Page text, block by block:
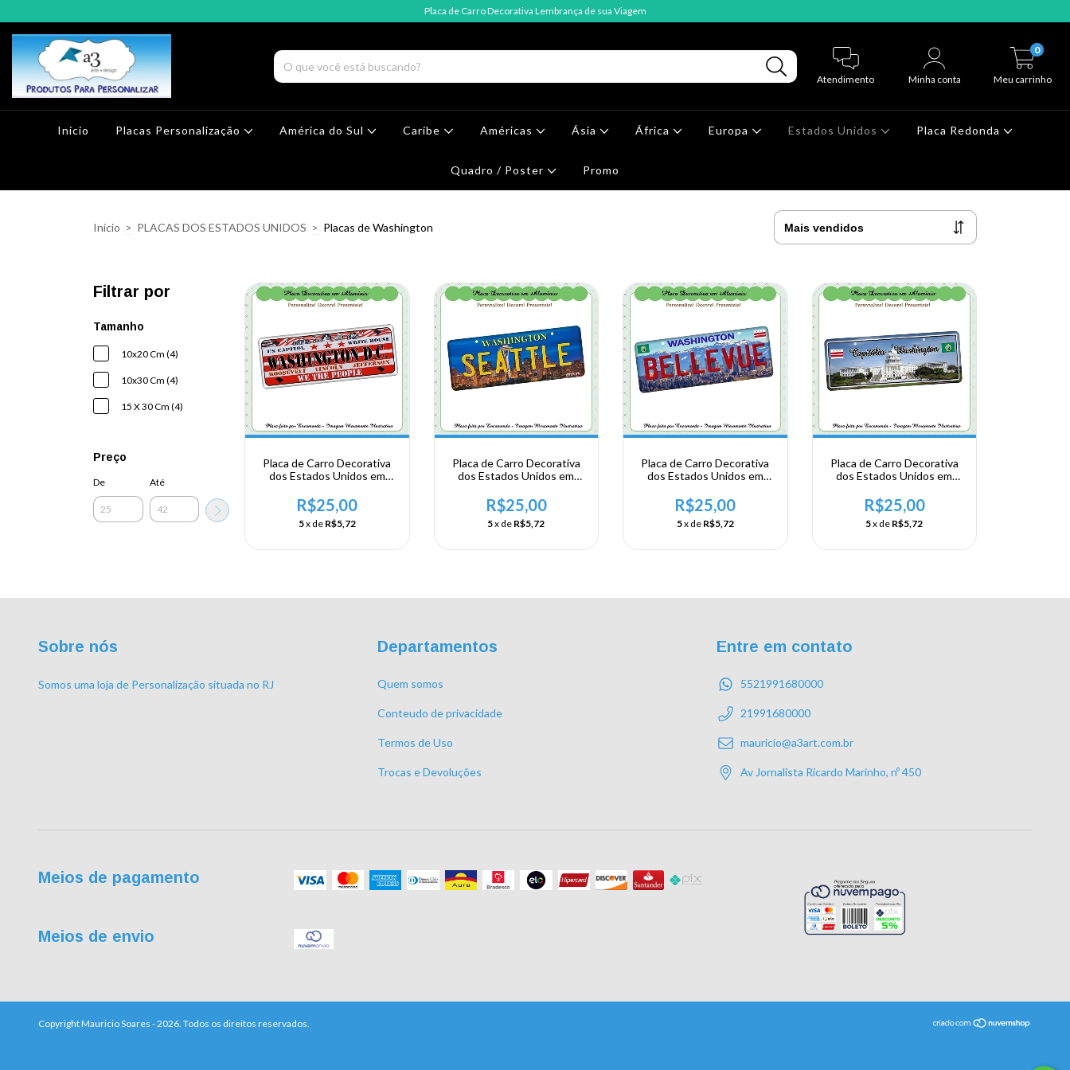
Placa de Carro Decorativa Lembrança de sua Viagem
Atendimento Minha conta Meu carrinho
0
Início Placas Personalização América do Sul Caríbe Américas Ásia África Europa Estados Unidos Placa Redonda
Quadro / Poster Promo
Início > PLACAS DOS ESTADOS UNIDOS > Placas de Washington
Filtrar por
Tamanho
10x20 Cm (4)
10x30 Cm (4)
15 X 30 Cm (4)
Preço
De Até
Placa de Carro Decorativa
dos Estados Unidos em
R$25,00
5x de R$5,72
Placa de Carro Decorativa
dos Estados Unidos em
Seattle
R$25,00
5x de R$5,72
Placa de Carro Decorativa
dos Estados Unidos em
Bellevue
R$25,00
5x de R$5,72
Placa de Carro Decorativa
dos Estados Unidos em
R$25,00
5x de R$5,72
Sobre nós
Somos uma loja de Personalização situada no RJ
Departamentos
Quem somos
Conteudo de privacidade
Termos de Uso
Trocas e Devoluções
Entre em contato
5521991680000
21991680000
mauricio@a3art.com.br
Av Jornalista Ricardo Marinho, nº 450
Meios de pagamento
Meios de envio
Copyright Mauricio Soares - 2026. Todos os direitos reservados.